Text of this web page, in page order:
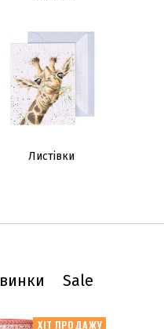
Листівки
Sale
ХІТ ПРОДАЖУ